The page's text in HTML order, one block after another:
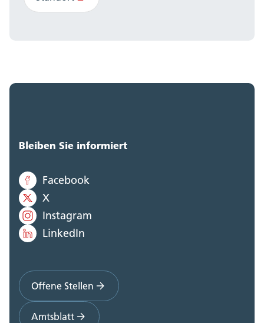
Bleiben Sie informiert
Facebook
X
Instagram
LinkedIn
Offene Stellen
Amtsblatt